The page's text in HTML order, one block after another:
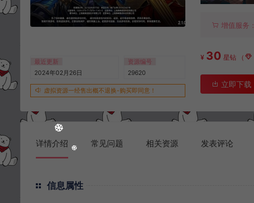
最近更新
2024年02月26日
资源编号
29620
虚拟资源一经售出概不退换-购买即同意！
增值服务：
¥ 30 星钻 （
立即下载
详情介绍 常见问题 相关资源 发表评论
信息属性